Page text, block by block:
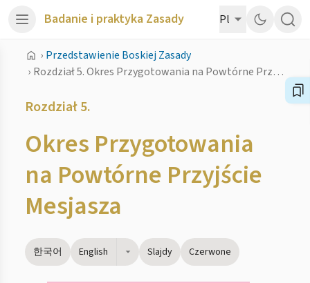
Badanie i praktyka Zasady Pl
› Przedstawienie Boskiej Zasady
›
Rozdział 5. Okres Przygotowania na Powtórne Przyjście Mesjasza
Rozdział 5.
Okres Przygotowania
na Powtórne Przyjście
Mesjasza
한국어 English Slajdy Czerwone